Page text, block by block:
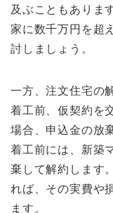
及ぶこともありま
家に数千万円を超
討しましょう。
一方、注文住宅の
着工前、仮契約を
場合、申込金の放
着工前には、新築
棄して解約します
れば、その実費や
ます。